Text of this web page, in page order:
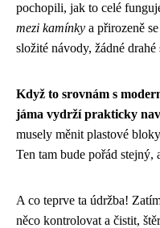
pochopili, jak to celé
mezi kamínky a přirozeně
složité návody, žádné
Když to srovnám s
jáma vydrží prakticky
musely měnit plastové
Ten tam bude pořád stejný,
A co teprve ta údržba!
něco kontrolovat a čistit,